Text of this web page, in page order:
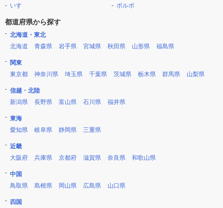
いすゞ
ボルボ
都道府県から探す
北海道・東北
北海道
青森県 岩手県 宮城県 秋田県 山形県 福島県
関東
東京都
神奈川県 埼玉県 千葉県 茨城県 栃木県 群馬県 山梨県
信越・北陸
新潟県
長野県 富山県 石川県 福井県
東海
愛知県
岐阜県 静岡県 三重県
近畿
大阪府
兵庫県 京都府 滋賀県 奈良県 和歌山県
中国
鳥取県
島根県 岡山県 広島県 山口県
四国